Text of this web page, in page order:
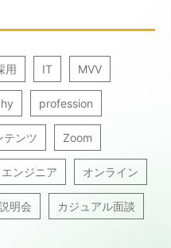
用 IT MVV
profession
テンツ Zoom
エンジニア オンライン
明会 カジュアル面談